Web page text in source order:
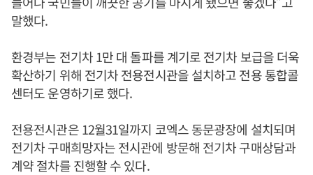
말했다.
환경부는 전기차 1만 대 돌파를 계기로 전기차 보급을 더욱
확산하기 위해 전기차 전용전시관을 설치하고 전용 통합콜
센터도 운영하기로 했다.
전용전시관은 12월31일까지 코엑스 동문광장에 설치되며
전기차 구매희망자는 전시관에 방문해 전기차 구매상담과
계약 절차를 진행할 수 있다.